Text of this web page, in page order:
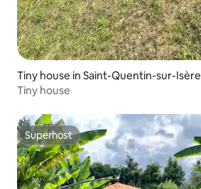
Tiny house in Saint-Quentin-sur-Isère
Tiny house
Superhost
Superhost